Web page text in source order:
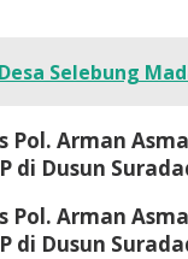
Selebung
Pol. Arman
di Dusun
Pol. Arman
di Dusun